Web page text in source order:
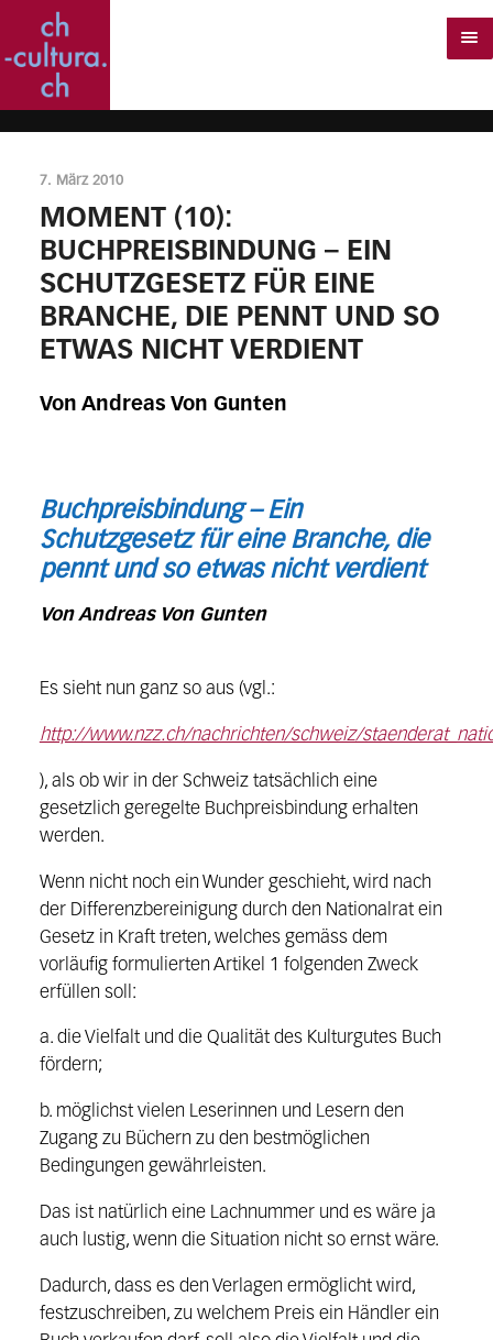
7. März 2010
MOMENT (10):
BUCHPREISBINDUNG – EIN
SCHUTZGESETZ FÜR EINE
BRANCHE, DIE PENNT UND SO
ETWAS NICHT VERDIENT
Von Andreas Von Gunten
Buchpreisbindung – Ein
Schutzgesetz für eine Branche, die
pennt und so etwas nicht verdient
Von Andreas Von Gunten
Es sieht nun ganz so aus (vgl.:
http://www.nzz.ch/nachrichten/schweiz/
), als ob wir in der Schweiz tatsächlich eine
gesetzlich geregelte Buchpreisbindung erhalten
werden.
Wenn nicht noch ein Wunder geschieht, wird nach
der Differenzbereinigung durch den Nationalrat ein
Gesetz in Kraft treten, welches gemäss dem
vorläufig formulierten Artikel 1 folgenden Zweck
erfüllen soll:
a. die Vielfalt und die Qualität des Kulturgutes Buch
fördern;
b. möglichst vielen Leserinnen und Lesern den
Zugang zu Büchern zu den bestmöglichen
Bedingungen gewährleisten.
Das ist natürlich eine Lachnummer und es wäre ja
auch lustig, wenn die Situation nicht so ernst wäre.
Dadurch, dass es den Verlagen ermöglicht wird,
festzuschreiben, zu welchem Preis ein Händler ein